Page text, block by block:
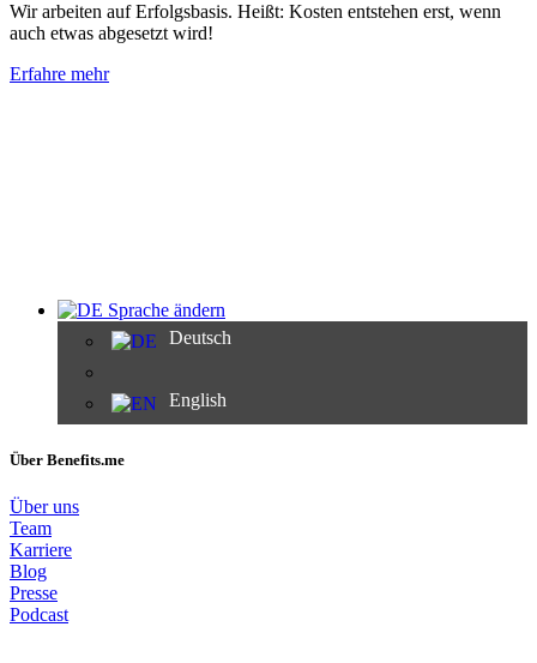
Wir arbeiten auf Erfolgsbasis. Heißt: Kosten entstehen erst, wenn
auch etwas abgesetzt wird!
Erfahre mehr
Sprache ändern
Deutsch
English
Über Benefits.me
Über uns
Team
Karriere
Blog
Presse
Podcast